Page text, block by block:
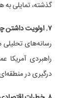
گذشته، تمایلی
۷. اولویت داشتن چالش‌های دیگر برای واشنگتن:
راهبردی
درگیری در